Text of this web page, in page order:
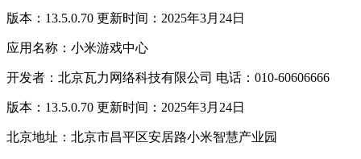
版本：13.5.0.70 更新时间：2025年3月24日
应用名称：小米游戏中心
开发者：北京瓦力网络科技有限公司 电话：010-60606666
版本：13.5.0.70 更新时间：2025年3月24日
北京地址：北京市昌平区安居路小米智慧产业园